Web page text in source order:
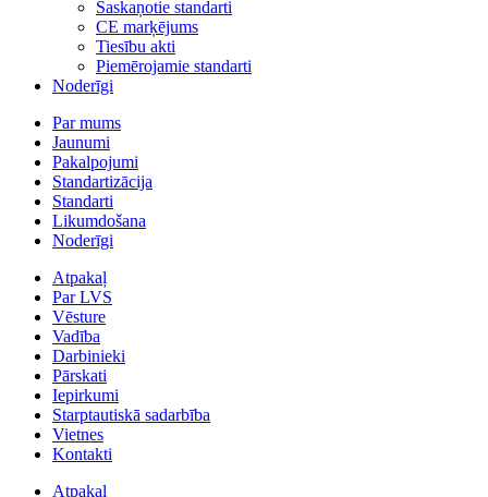
Saskaņotie standarti
CE marķējums
Tiesību akti
Piemērojamie standarti
Noderīgi
Par mums
Jaunumi
Pakalpojumi
Standartizācija
Standarti
Likumdošana
Noderīgi
Atpakaļ
Par LVS
Vēsture
Vadība
Darbinieki
Pārskati
Iepirkumi
Starptautiskā sadarbība
Vietnes
Kontakti
Atpakaļ